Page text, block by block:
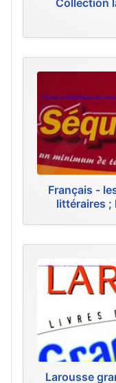
Collection
Français -
littéraires ;
Larousse